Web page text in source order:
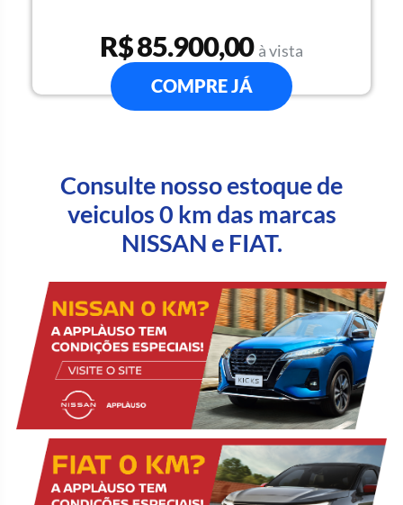
R$ 85.900,00 à vista
COMPRE JÁ
Consulte nosso estoque de
veiculos 0 km das marcas
NISSAN e FIAT.